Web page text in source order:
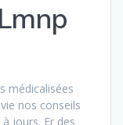
médicalisées
nos conseils
jours. Fr des